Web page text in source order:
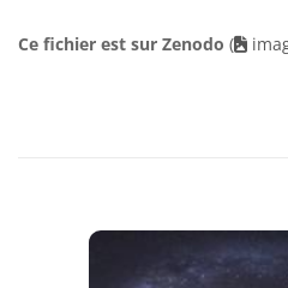
Ce fichier est sur Zenodo (